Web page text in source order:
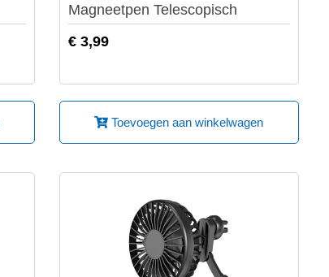
Magneetpen Telescopisch
€ 3,99
Toevoegen aan winkelwagen